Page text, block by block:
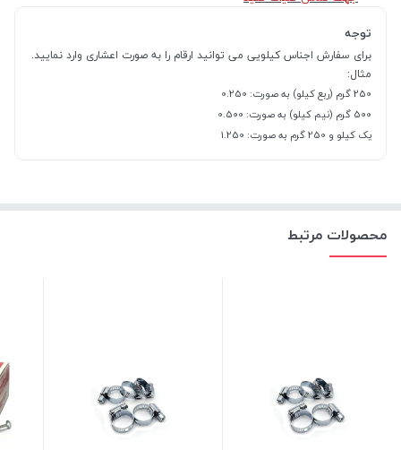
توجه
برای سفارش اجناس کیلویی می توانید ارقام را به صورت اعشاری وارد نمایید.
مثال:
250 گرم (ربع کیلو) به صورت: 0.250
500 گرم (نیم کیلو) به صورت: 0.500
یک کیلو و 250 گرم به صورت: 1.250
محصولات مرتبط